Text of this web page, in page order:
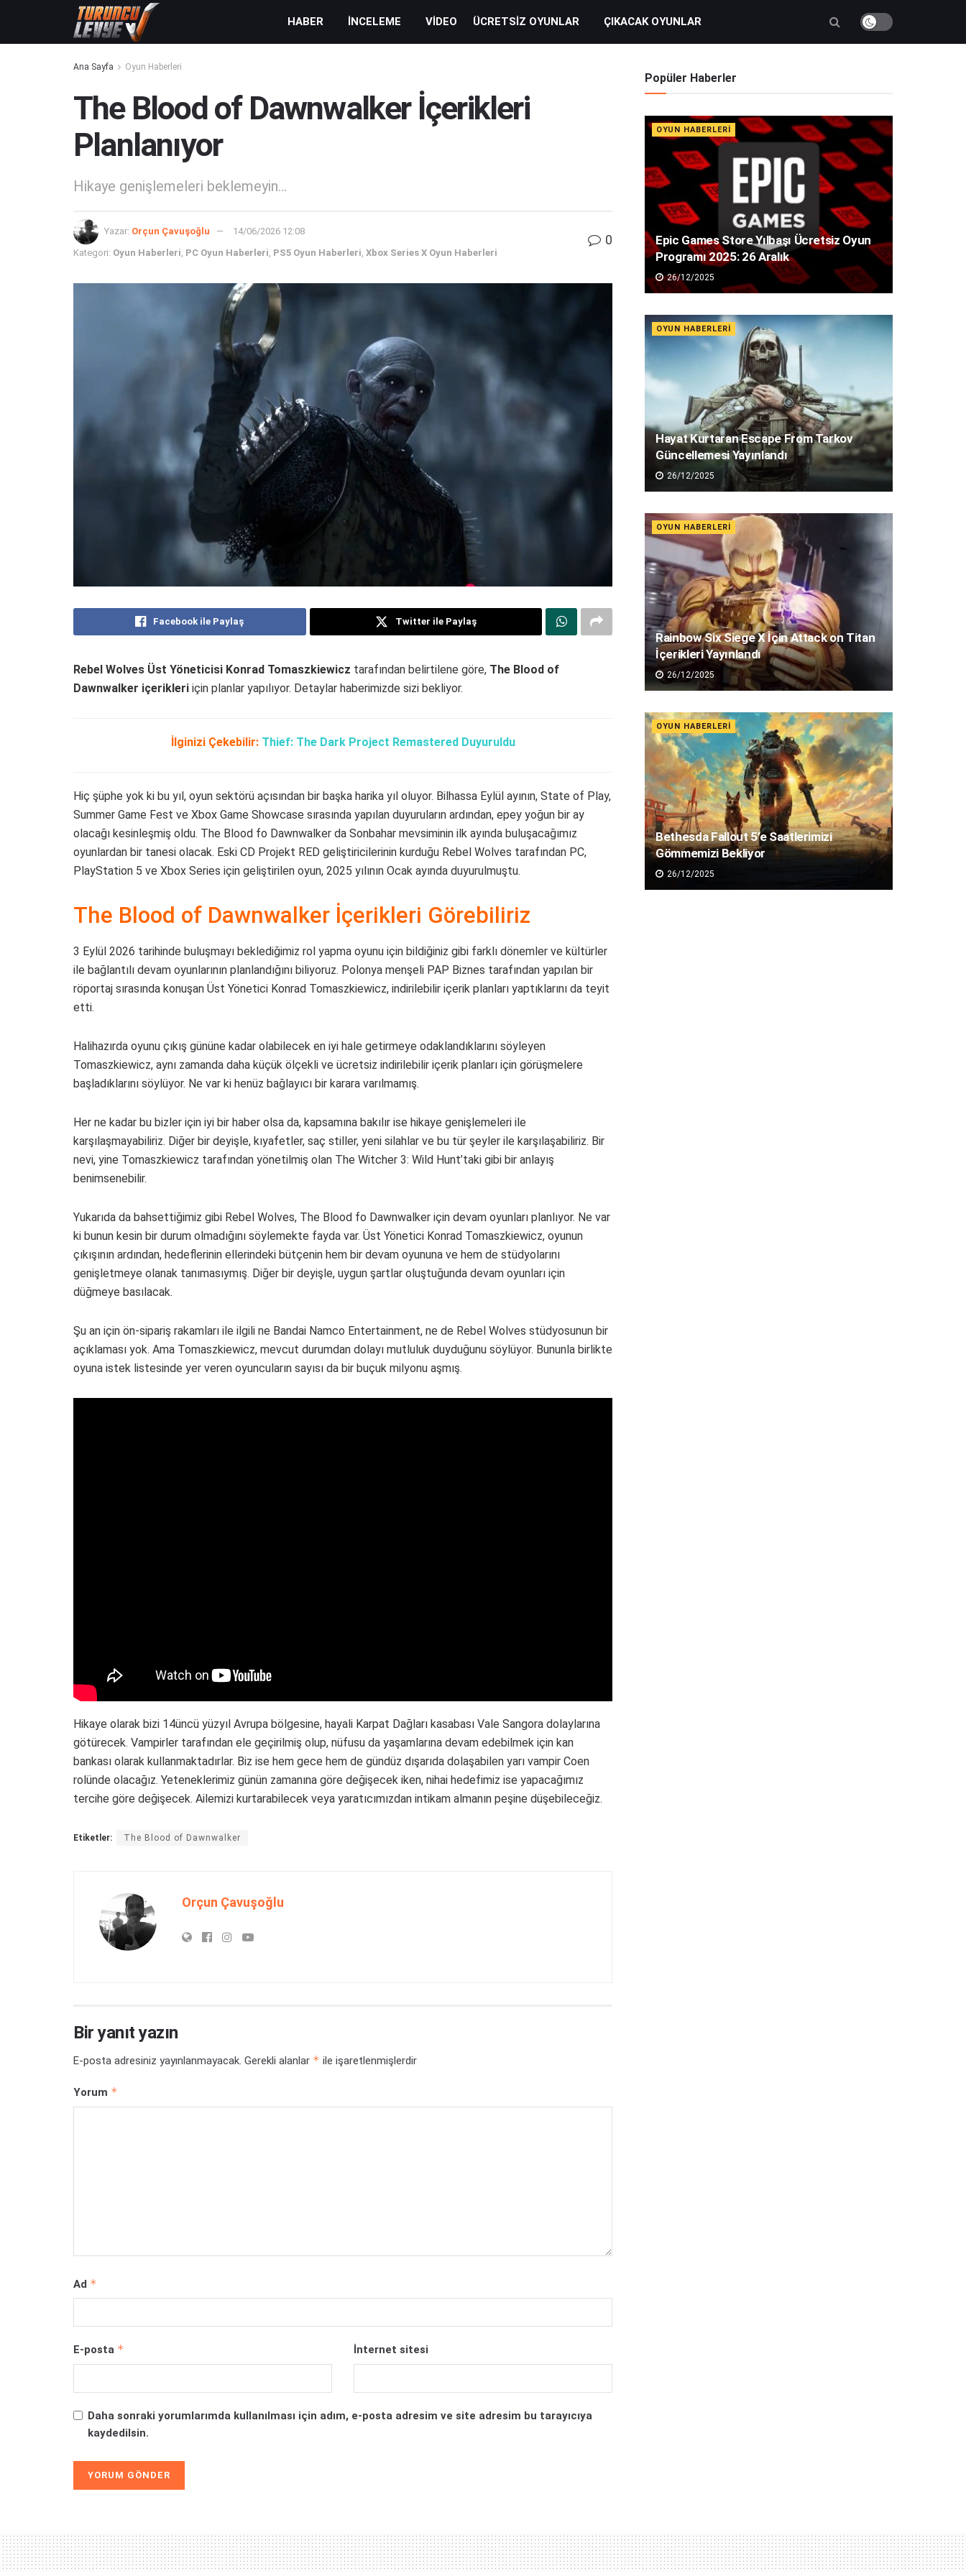
HABER İNCELEME VIDEO ÜCRETSIZ OYUNLAR ÇIKACAK OYUNLAR
Ana Sayfa Oyun Haberleri
The Blood of Dawnwalker İçerikleri
Planlanıyor
Hikaye genişlemeleri beklemeyin...
Yazar: Orçun Çavuşoğlu 14/06/2026 12:08
Kategori: Oyun Haberleri, PC Oyun Haberleri, PS5 Oyun Haberleri, Xbox Series X Oyun Haberleri
0
Facebook ile Paylaş Twitter ile Paylaş
Rebel Wolves Üst Yöneticisi Konrad Tomaszkiewicz tarafından belirtilene göre, The Blood of
Dawnwalker içerikleri için planlar yapılıyor. Detaylar haberimizde sizi bekliyor.
İlginizi Çekebilir: Thief: The Dark Project Remastered Duyuruldu
Hiç şüphe yok ki bu yıl, oyun sektörü açısından bir başka harika yıl oluyor. Bilhassa Eylül ayının, State of Play,
Summer Game Fest ve Xbox Game Showcase sırasında yapılan duyuruların ardından, epey yoğun bir ay
olacağı kesinleşmiş oldu. The Blood fo Dawnwalker da Sonbahar mevsiminin ilk ayında buluşacağımız
oyunlardan bir tanesi olacak. Eski CD Projekt RED geliştiricilerinin kurduğu Rebel Wolves tarafından PC,
PlayStation 5 ve Xbox Series için geliştirilen oyun, 2025 yılının Ocak ayında duyurulmuştu.
The Blood of Dawnwalker İçerikleri Görebiliriz
3 Eylül 2026 tarihinde buluşmayı beklediğimiz rol yapma oyunu için bildiğiniz gibi farklı dönemler ve kültürler
ile bağlantılı devam oyunlarının planlandığını biliyoruz. Polonya menşeli PAP Biznes tarafından yapılan bir
röportaj sırasında konuşan Üst Yönetici Konrad Tomaszkiewicz, indirilebilir içerik planları yaptıklarını da teyit
etti.
Halihazırda oyunu çıkış gününe kadar olabilecek en iyi hale getirmeye odaklandıklarını söyleyen
Tomaszkiewicz, aynı zamanda daha küçük ölçekli ve ücretsiz indirilebilir içerik planları için görüşmelere
başladıklarını söylüyor. Ne var ki henüz bağlayıcı bir karara varılmamış.
Her ne kadar bu bizler için iyi bir haber olsa da, kapsamına bakılır ise hikaye genişlemeleri ile
karşılaşmayabiliriz. Diğer bir deyişle, kıyafetler, saç stiller, yeni silahlar ve bu tür şeyler ile karşılaşabiliriz. Bir
nevi, yine Tomaszkiewicz tarafından yönetilmiş olan The Witcher 3: Wild Hunt’taki gibi bir anlayış
benimsenebilir.
Yukarıda da bahsettiğimiz gibi Rebel Wolves, The Blood fo Dawnwalker için devam oyunları planlıyor. Ne var
ki bunun kesin bir durum olmadığını söylemekte fayda var. Üst Yönetici Konrad Tomaszkiewicz, oyunun
çıkışının ardından, hedeflerinin ellerindeki bütçenin hem bir devam oyununa ve hem de stüdyolarını
genişletmeye olanak tanımasıymış. Diğer bir deyişle, uygun şartlar oluştuğunda devam oyunları için
düğmeye basılacak.
Şu an için ön-sipariş rakamları ile ilgili ne Bandai Namco Entertainment, ne de Rebel Wolves stüdyosunun bir
açıklaması yok. Ama Tomaszkiewicz, mevcut durumdan dolayı mutluluk duyduğunu söylüyor. Bununla birlikte
oyuna istek listesinde yer veren oyuncuların sayısı da bir buçuk milyonu aşmış.
Hikaye olarak bizi 14üncü yüzyıl Avrupa bölgesine, hayali Karpat Dağları kasabası Vale Sangora dolaylarına
götürecek. Vampirler tarafından ele geçirilmiş olup, nüfusu da yaşamlarına devam edebilmek için kan
bankası olarak kullanmaktadırlar. Biz ise hem gece hem de gündüz dışarıda dolaşabilen yarı vampir Coen
rolünde olacağız. Yeteneklerimiz günün zamanına göre değişecek iken, nihai hedefimiz ise yapacağımız
tercihe göre değişecek. Ailemizi kurtarabilecek veya yaratıcımızdan intikam almanın peşine düşebileceğiz.
Etiketler: The Blood of Dawnwalker
Orçun Çavuşoğlu
Bir yanıt yazın
E-posta adresiniz yayınlanmayacak. Gerekli alanlar * ile işaretlenmişlerdir
Yorum *
Ad *
E-posta * İnternet sitesi
Daha sonraki yorumlarımda kullanılması için adım, e-posta adresim ve site adresim bu tarayıcıya
kaydedilsin.
Popüler Haberler
OYUN HABERLERI
Epic Games Store Yılbaşı Ücretsiz Oyun
Programı 2025: 26 Aralık
26/12/2025
OYUN HABERLERI
Hayat Kurtaran Escape From Tarkov
Güncellemesi Yayınlandı
26/12/2025
OYUN HABERLERI
Rainbow Six Siege X İçin Attack on Titan
İçerikleri Yayınlandı
26/12/2025
OYUN HABERLERI
Bethesda Fallout 5’e Saatlerimizi
Gömmemizi Bekliyor
26/12/2025